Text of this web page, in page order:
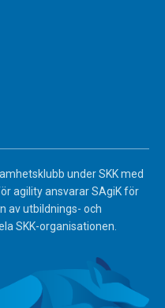
under SKK med
agility ansvarar SAgiK för
av utbildnings- och
SKK-organisationen.